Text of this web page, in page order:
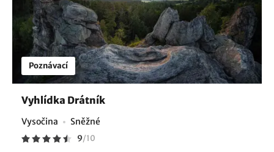
Poznávací
Vyhlídka Drátník
Vysočina Sněžné
9/10